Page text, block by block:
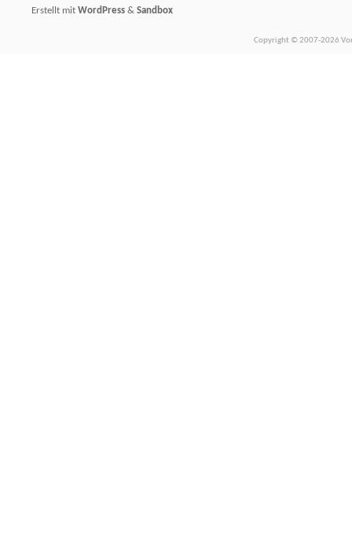
Erstellt mit WordPress & Sandbox
Copyright © 2007-2026